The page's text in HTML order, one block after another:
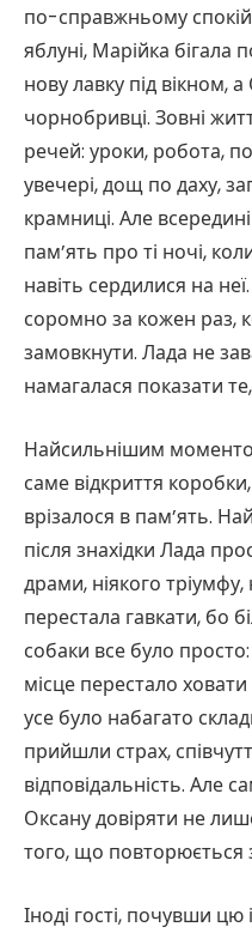
по-справжньому
яблуні, Марійка бігала
нову лавку під вікном,
чорнобривці. Зовні
речей: уроки, робота,
увечері, дощ по даху,
крамниці. Але
пам’ять про ті ночі,
навіть сердилися на
соромно за кожен раз,
замовкнути. Лада не
намагалася показати
Найсильнішим
саме відкриття
врізалося в пам’ять.
після знахідки Лада
драми, ніякого
перестала гавкати, бо
собаки все було
місце перестало
усе було набагато
прийшли страх,
відповідальність. Але
Оксану довіряти не
того, що повторюється
Іноді гості, почувши